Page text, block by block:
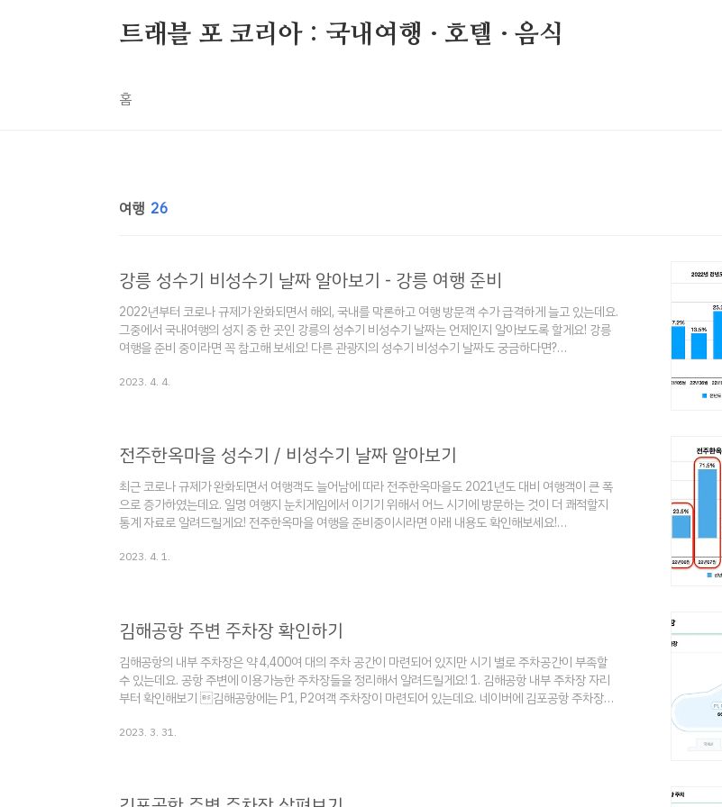
트래블 포 코리아 : 국내여행 · 호텔 · 음식
홈
여행 26
강릉 성수기 비성수기 날짜 알아보기 - 강릉 여행 준비
2022년부터 코로나 규제가 완화되면서 해외, 국내를 막론하고 여행 방문객 수가 급격하게 늘고 있는데요.
그중에서 국내여행의 성지 중 한 곳인 강릉의 성수기 비성수기 날짜는 언제인지 알아보도록 할게요! 강릉
여행을 준비 중이라면 꼭 참고해 보세요! 다른 관광지의 성수기 비성수기 날짜도 궁금하다면?
날짜 알아보기 최근 코로나 규제가 완화되면서 여행객도 늘어남에 따라 전주한옥마을도 2021년도 대비
2023. 4. 4.
전주한옥마을 성수기 / 비성수기 날짜 알아보기
최근 코로나 규제가 완화되면서 여행객도 늘어남에 따라 전주한옥마을도 2021년도 대비 여행객이 큰 폭
으로 증가하였는데요. 일명 여행지 눈치게임에서 이기기 위해서 어느 시기에 방문하는 것이 더 쾌적할지
통계 자료로 알려드릴게요! 전주한옥마을 여행을 준비중이시라면 아래 내용도 확인해보세요!
BEST 5 - 깐깐하게 골라본 최고 맛집 전주 하면 한옥마을, 한옥마을 하면 맛집 투어가 생각날 만큼 맛있는
2023. 4. 1.
김해공항 주변 주차장 확인하기
김해공항의 내부 주차장은 약 4,400여 대의 주차 공간이 마련되어 있지만 시기 별로 주차공간이 부족할
수 있는데요. 공항 주변에 이용가능한 주차장들을 정리해서 알려드릴게요! 1. 김해공항 내부 주차장 자리
부터 확인해보기 김해공항에는 P1, P2여객 주차장이 마련되어 있는데요. 네이버에 김포공항 주차장이
경우가 있고 해당 현황은 업데이트 주기가 5분~10분 정도 차이가 날 수 있으니 유의하시기 바랍니다. 2.
2023. 3. 31.